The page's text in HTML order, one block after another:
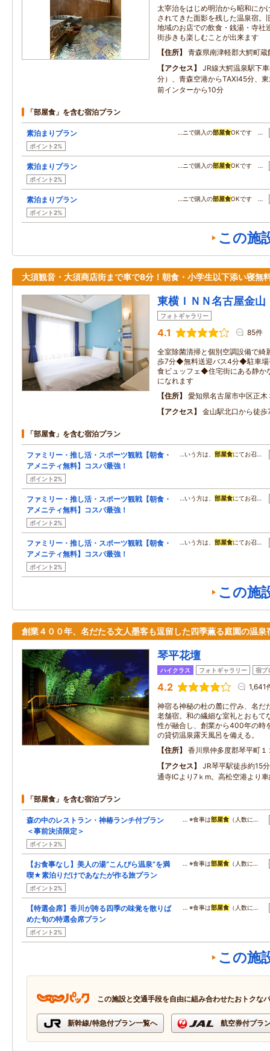
太宰治をはじめ明治から昭和にか
されてきた面影を残した温泉宿。
地域のお店での飲食・銭湯・寺社
街歩きも楽しむことが出来ます
住所
青森県南津軽郡大鰐町
アクセス
JR線大鰐温泉駅下
分）、青森空港からTAXI45分、
前インターから10分
「部屋食」を含む宿泊プラン
素泊まりプラン
ポイント2%
…ニで購入の部屋食OKです …
素泊まりプラン
ポイント2%
…ニで購入の部屋食OKです …
素泊まりプラン
ポイント2%
…ニで購入の部屋食OKです …
この施
大須観音・大須商店街まで車で8分！朝食・小学生以下添い寝無
東横ＩＮＮ名古屋金山
フォトギャラリー
4.1 85件
全室除菌清掃と個別空調設備で
歩7分◆無料送迎バス4分◆駐車
食ビュッフェ◆住宅街にある静か
になれます
住所
愛知県名古屋市中区正木
アクセス
金山駅北口から徒歩
「部屋食」を含む宿泊プラン
ファミリー・推し活・スポーツ観戦【朝食・
アメニティ無料】コスパ最強！
ポイント2%
…いう方は、 部屋食にてお召…
ファミリー・推し活・スポーツ観戦【朝食・
アメニティ無料】コスパ最強！
ポイント2%
…いう方は、 部屋食にてお召…
ファミリー・推し活・スポーツ観戦【朝食・
アメニティ無料】コスパ最強！
ポイント2%
…いう方は、 部屋食にてお召…
この施
創業４００年、名だたる文人墨客も逗留した四季薫る庭園の温泉
琴平花壇
ハイクラス フォトギャラリー 宿ブ
4.2 1,641
神宿る神秘の杜の麓に佇み、名だ
老舗宿。和の繊細な室礼とおもて
性が融合し、創業から400年の時
の貸切温泉露天風呂を備える。
住所
香川県仲多度郡琴平町
アクセス
JR琴平駅徒歩約15
通寺ICより7ｋm。高松空港より
「部屋食」を含む宿泊プラン
森の中のレストラン・神椿ランチ付プラン
＜事前決済限定＞
ポイント2%
… ※食事は部屋食 （人数に…
【お食事なし】美人の湯“こんぴら温泉”を満
喫★素泊りだけであなたが作る旅プラン
ポイント2%
… ※食事は部屋食 （人数に…
【特選会席】香川が誇る四季の味覚を散りば
めた旬の特選会席プラン
ポイント2%
… ※食事は部屋食 （人数に…
この施
この施設と交通手段を自由に組み合わせたおトクな
新幹線/特急付プラン一覧へ 航空券付プラ